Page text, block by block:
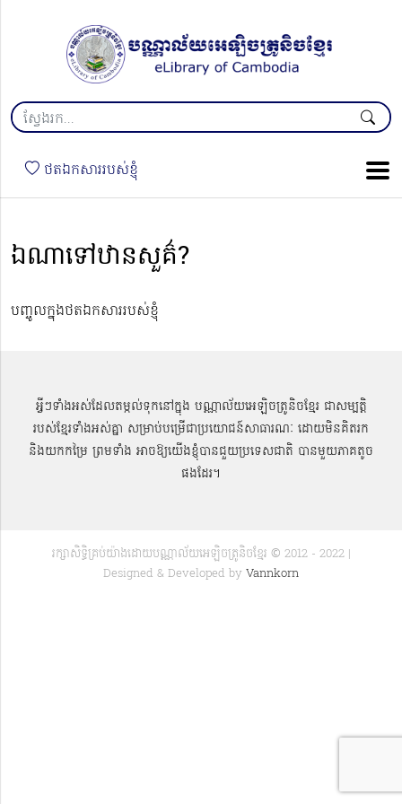
ថតឯកសាររបស់ខ្ញុំ
ឯណាទៅឋានសួគ៌?
បញ្ចូលក្នុងថតឯកសាររបស់ខ្ញុំ
អ្វីៗទាំងអស់ដែលតម្កល់ទុកនៅក្នុង បណ្ណាល័យអេឡិចត្រូនិចខ្មែរ ជាសម្បតិ្ត
របស់ខ្មែរទាំងអស់គ្នា សម្រាប់បម្រើជាប្រយោជន៍សាធារណៈ ដោយមិនគិតរក
និងយកកម្រៃ ព្រមទាំង អាចឱ្យយើងខ្ញុំបានជួយប្រទេសជាតិ បានមួយភាគតូច
ផងដែរ។
រក្សាសិទ្ធិគ្រប់យ៉ាងដោយបណ្ណាល័យអេឡិចត្រូនិចខ្មែរ © 2012 - 2022 |
Designed & Developed by Vannkorn